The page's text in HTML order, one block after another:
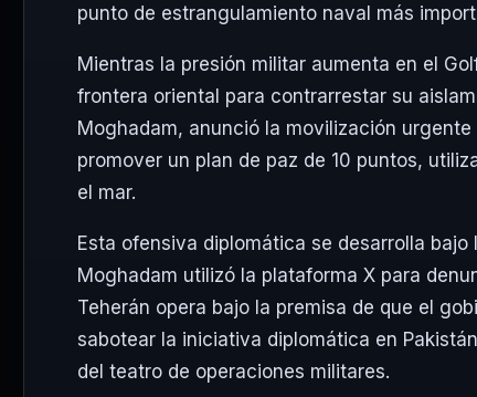
punto de estrangulamiento naval más
Mientras la presión militar aumenta en el
frontera oriental para contrarrestar su
Moghadam, anunció la movilización
promover un plan de paz de 10 puntos,
el mar.
Esta ofensiva diplomática se desarrolla
Moghadam utilizó la plataforma X para
Teherán opera bajo la premisa de que el
sabotear la iniciativa diplomática en
del teatro de operaciones militares.